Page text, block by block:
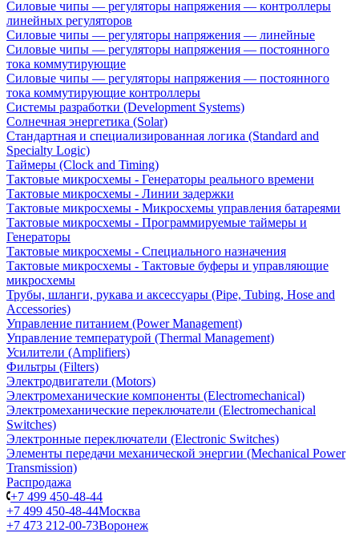
Силовые чипы — регуляторы напряжения — контроллеры
линейных регуляторов
Силовые чипы — регуляторы напряжения — линейные
Силовые чипы — регуляторы напряжения — постоянного
тока коммутирующие
Силовые чипы — регуляторы напряжения — постоянного
тока коммутирующие контроллеры
Системы разработки (Development Systems)
Солнечная энергетика (Solar)
Стандартная и специализированная логика (Standard and
Specialty Logic)
Таймеры (Clock and Timing)
Тактовые микросхемы - Генераторы реального времени
Тактовые микросхемы - Линии задержки
Тактовые микросхемы - Микросхемы управления батареями
Тактовые микросхемы - Программируемые таймеры и
Генераторы
Тактовые микросхемы - Специального назначения
Тактовые микросхемы - Тактовые буферы и управляющие
микросхемы
Трубы, шланги, рукава и аксессуары (Pipe, Tubing, Hose and
Accessories)
Управление питанием (Power Management)
Управление температурой (Thermal Management)
Усилители (Amplifiers)
Фильтры (Filters)
Электродвигатели (Motors)
Электромеханические компоненты (Electromechanical)
Электромеханические переключатели (Electromechanical
Switches)
Электронные переключатели (Electronic Switches)
Элементы передачи механической энергии (Mechanical Power
Transmission)
Распродажа
+7 499 450-48-44
+7 499 450-48-44Москва
+7 473 212-00-73Воронеж